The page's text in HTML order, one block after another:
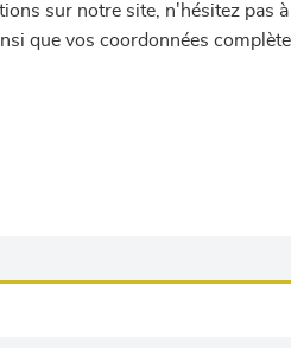
sur notre site, n'hésitez
que vos coordonnées